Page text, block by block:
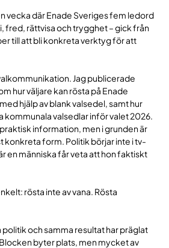
vecka där Enade Sveriges fem ledord
fred, rättvisa och trygghet – gick från
till att bli konkreta verktyg för att
Jag publicerade
hur väljare kan rösta på Enade
hjälp av blank valsedel, samt hur
kommunala valsedlar inför valet 2026.
information, men i grunden är
konkreta form. Politik börjar inte i tv-
en människa får veta att hon faktiskt
rösta inte av vana. Rösta
och samma resultat har präglat
byter plats, men mycket av